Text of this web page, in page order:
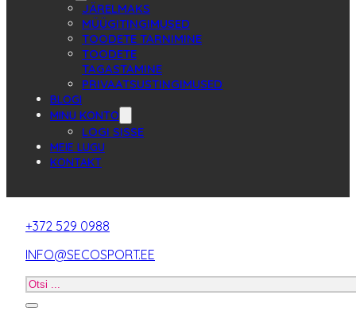
JÄRELMAKS
MÜÜGITINGIMUSED
TOODETE TARNIMINE
TOODETE
TAGASTAMINE
PRIVAATSUSTINGIMUSED
BLOGI
MINU KONTO
LOGI SISSE
MEIE LUGU
KONTAKT
+372 529 0988
INFO@SECOSPORT.EE
Otsi